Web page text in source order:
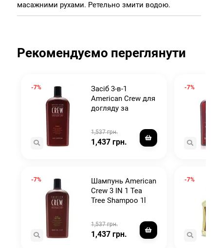
масажними рухами. Ретельно змити водою.
Рекомендуємо переглянути
-7%
Засіб 3-в-1
American Crew для
догляду за
1000 мл
1,537 грн.
1,437 грн.
-7%
Шампунь American
Crew 3 IN 1 Tea
Tree Shampoo 1l
1,537 грн.
1,437 грн.
-7%
-7%